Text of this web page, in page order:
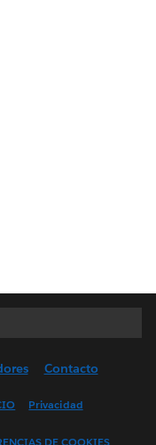
Contacto
Privacidad
DE COOKIES